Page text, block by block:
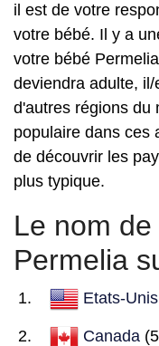
il est de votre
votre bébé. Il y a
votre bébé
deviendra adulte,
d'autres régions du
populaire dans ces
de découvrir les
plus typique.
Le nom
Permelia
Etats-
Canada